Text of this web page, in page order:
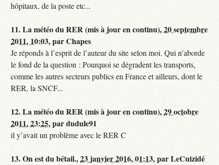
hôpitaux, de la poste etc...
11.La météo du RER (mis à jour en continu),20 septembre
2011, 10:03,parChapes
Je réponds à l’esprit de l’auteur du site selon moi. Qui n’aborde
le fond de la question : Pourquoi se dégradent les transports,
comme les autres secteurs publics en France et ailleurs, dont le
RER, la SNCF...
12.La météo du RER (mis à jour en continu),29 octobre
2011, 23:25,pardudule91
il y’avait un problème avec le RER C
13.On est du bétail.,23 janvier 2016, 01:13,parLeCuizidé